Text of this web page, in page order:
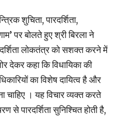
शुचिता, पारदर्शिता,
पर बोलते हुए श्री बिरला ने
लोकतंत्र को सशक्त करने में
देकर कहा कि विधायिका की
का विशेष दायित्व है और
चाहिए । यह विचार व्यक्त करते
से पारदर्शिता सुनिश्चित होती है,